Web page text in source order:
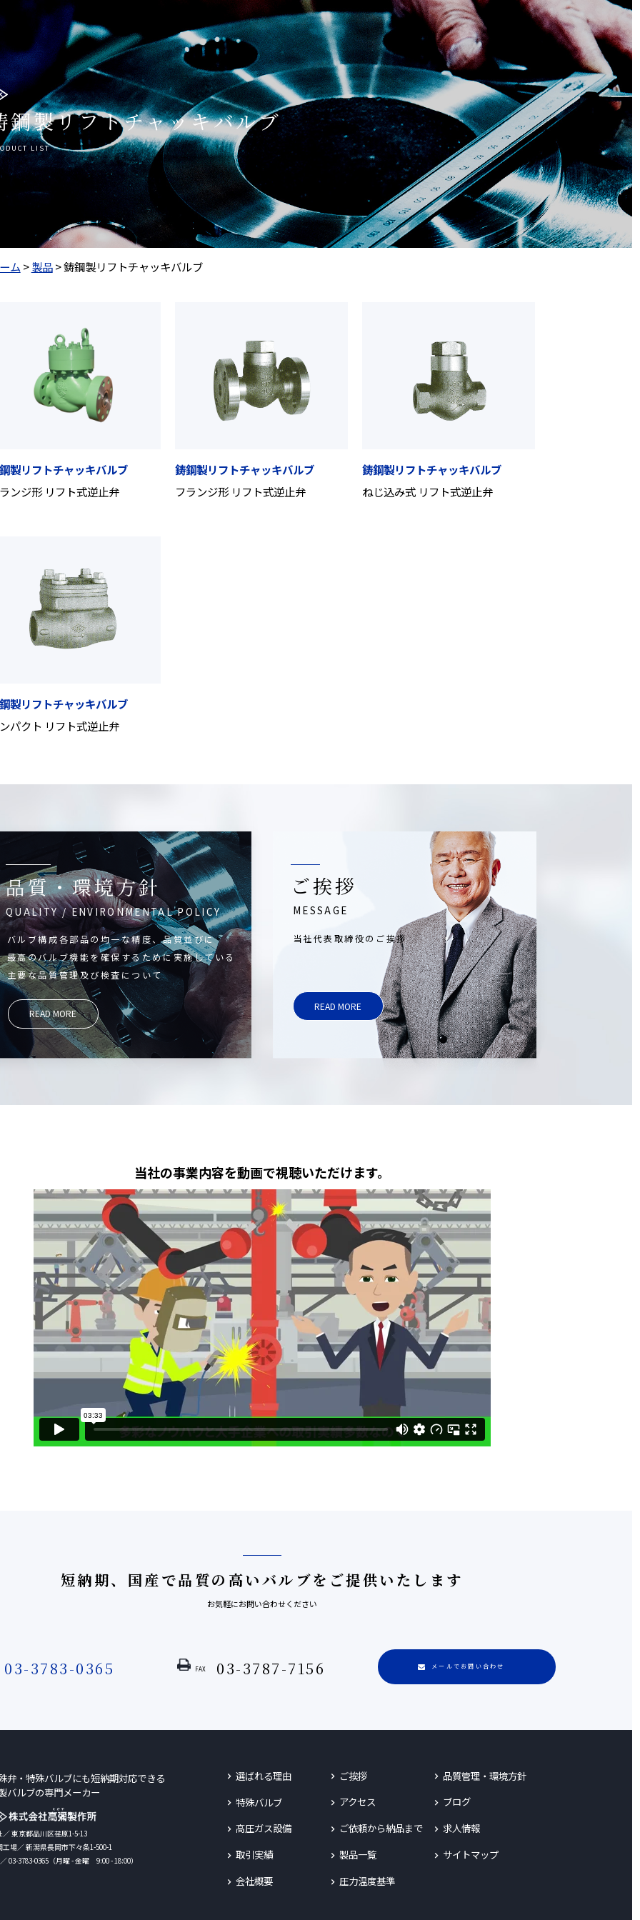
鋼製リフトチャッキバルブ
LIST
ム>製品>鋳鋼製リフトチャッキバルブ
製リフトチャッキバルブ
ンジ形 リフト式逆止弁
鋳鋼製リフトチャッキバルブ
フランジ形 リフト式逆止弁
鋳鋼製リフトチャッキバルブ
ねじ込み式 リフト式逆止弁
製リフトチャッキバルブ
パクト リフト式逆止弁
品質・環境方針
QUALITY / ENVIRONMENTAL POLICY
バルブ構成各部品の均一な精度、品質並びに
最高のバルブ機能を確保するために実施している
主要な品質管理及び検査について
READ MORE
ご挨拶
MESSAGE
当社代表取締役のご挨拶
READ MORE
当社の事業内容を動画で視聴いただけます。
短納期、国産で品質の高いバルブをご提供いたします
お気軽にお問い合わせください
03-3783-0365 FAX 03-3787-7156 メールでお問い合わせ
弁・特殊バルブにも短納期対応できる
バルブの専門メーカー
／ 東京都品川区荏原1-5-13
工場／ 新潟県長岡市下々条1-500-1
03-3783-0365（月曜 - 金曜 9:00 - 18:00）
選ばれる理由
特殊バルブ
高圧ガス設備
取引実績
会社概要
ご挨拶
アクセス
ご依頼から納品まで
製品一覧
圧力温度基準
品質管理・環境方針
ブログ
求人情報
サイトマップ